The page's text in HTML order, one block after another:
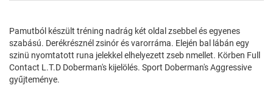
Pamutból készült tréning nadrág két oldal zsebbel és egyenes
szabású. Derékrésznél zsinór és varorráma. Elején bal lábán egy
szinü nyomtatott runa jelekkel elhelyezett zseb nmellet. Körben Full
Contact L.T.D Doberman's kijelölés. Sport Doberman's Aggressive
gyűjteménye.